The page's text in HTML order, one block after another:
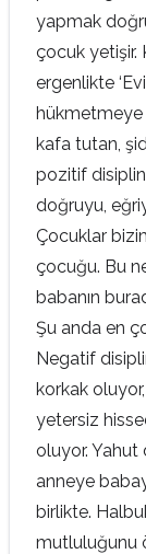
yapmak
çocuk yetişir.
ergenlikte
hükmetmeye
kafa tutan,
pozitif
doğruyu,
Çocuklar
çocuğu. Bu
babanın
Şu anda en
Negatif
korkak
yetersiz
oluyor.
anneye
birlikte.
mutluluğunu